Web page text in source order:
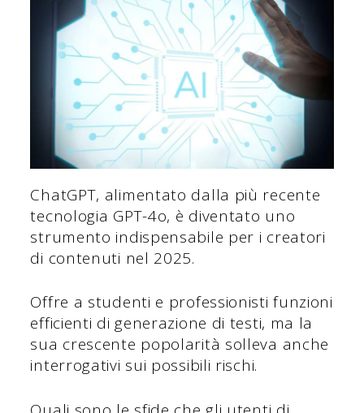
ChatGPT, alimentato dalla più recente
tecnologia GPT-4o, è diventato uno
strumento indispensabile per i creatori
di contenuti nel 2025.
Offre a studenti e professionisti funzioni
efficienti di generazione di testi, ma la
sua crescente popolarità solleva anche
interrogativi sui possibili rischi.